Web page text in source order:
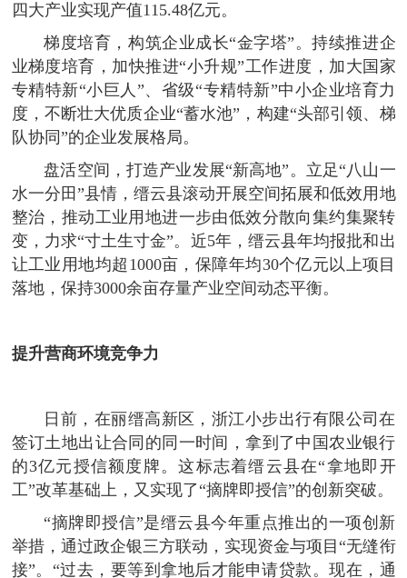
四大产业实现产值115.48亿元。
梯度培育，构筑企业成长“金字塔”。持续推进企
业梯度培育，加快推进“小升规”工作进度，加大国家
专精特新“小巨人”、省级“专精特新”中小企业培育力
度，不断壮大优质企业“蓄水池”，构建“头部引领、梯
队协同”的企业发展格局。
盘活空间，打造产业发展“新高地”。立足“八山一
水一分田”县情，缙云县滚动开展空间拓展和低效用地
整治，推动工业用地进一步由低效分散向集约集聚转
变，力求“寸土生寸金”。近5年，缙云县年均报批和出
让工业用地均超1000亩，保障年均30个亿元以上项目
落地，保持3000余亩存量产业空间动态平衡。
提升营商环境竞争力
日前，在丽缙高新区，浙江小步出行有限公司在
签订土地出让合同的同一时间，拿到了中国农业银行
的3亿元授信额度牌。这标志着缙云县在“拿地即开
工”改革基础上，又实现了“摘牌即授信”的创新突破。
“摘牌即授信”是缙云县今年重点推出的一项创新
举措，通过政企银三方联动，实现资金与项目“无缝衔
接”。“过去，要等到拿地后才能申请贷款。现在，通